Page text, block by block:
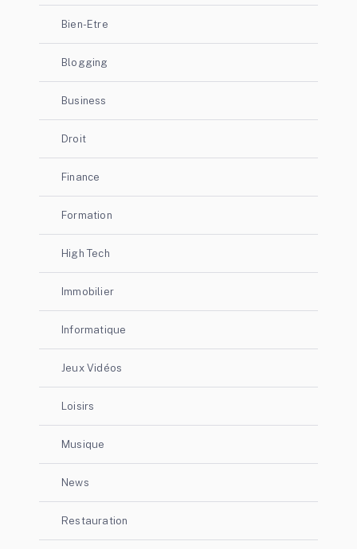
Bien-Etre
Blogging
Business
Droit
Finance
Formation
High Tech
Immobilier
Informatique
Jeux Vidéos
Loisirs
Musique
News
Restauration